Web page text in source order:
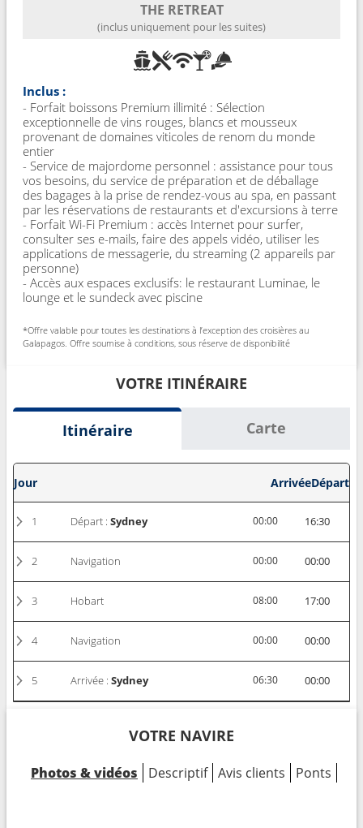
THE RETREAT
(inclus uniquement pour les suites)
Inclus :
- Forfait boissons Premium illimité : Sélection
exceptionnelle de vins rouges, blancs et mousseux
provenant de domaines viticoles de renom du monde
entier
- Service de majordome personnel : assistance pour tous
vos besoins, du service de préparation et de déballage
des bagages à la prise de rendez-vous au spa, en passant
par les réservations de restaurants et d'excursions à terre
- Forfait Wi-Fi Premium : accès Internet pour surfer,
consulter ses e-mails, faire des appels vidéo, utiliser les
applications de messagerie, du streaming (2 appareils par
personne)
- Accès aux espaces exclusifs: le restaurant Luminae, le
lounge et le sundeck avec piscine
*Offre valable pour toutes les destinations à l’exception des croisières au
Galapagos. Offre soumise à conditions, sous réserve de disponibilité
VOTRE ITINÉRAIRE
Itinéraire Carte
Jour ArrivéeDépart
1 Départ :Sydney 00:00 16:30
2 Navigation 00:00 00:00
3 Hobart 08:00 17:00
4 Navigation 00:00 00:00
5 Arrivée :Sydney 06:30 00:00
VOTRE NAVIRE
Photos & vidéos Descriptif Avis clients Ponts